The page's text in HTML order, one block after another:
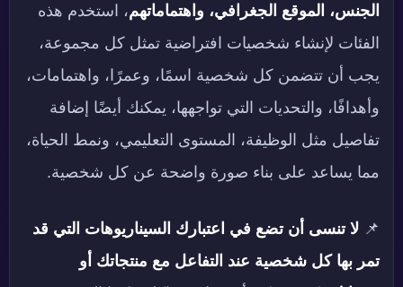
الجنس، الموقع الجغرافي، واهتماماتهم، استخدم هذه
الفئات لإنشاء شخصيات افتراضية تمثل كل مجموعة،
يجب أن تتضمن كل شخصية اسمًا، وعمرًا، واهتمامات،
وأهدافًا، والتحديات التي تواجهها، يمكنك أيضًا إضافة
تفاصيل مثل الوظيفة، المستوى التعليمي، ونمط الحياة،
مما يساعد على بناء صورة واضحة عن كل شخصية.
📌 لا تنسى أن تضع في اعتبارك السيناريوهات التي قد
تمر بها كل شخصية عند التفاعل مع منتجاتك أو